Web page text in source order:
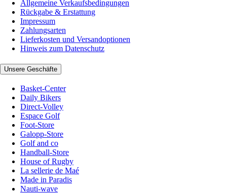
Allgemeine Verkaufsbedingungen
Rückgabe & Erstattung
Impressum
Zahlungsarten
Lieferkosten und Versandoptionen
Hinweis zum Datenschutz
Unsere Geschäfte
Basket-Center
Daily Bikers
Direct-Volley
Espace Golf
Foot-Store
Galopp-Store
Golf and co
Handball-Store
House of Rugby
La sellerie de Maé
Made in Paradis
Nauti-wave